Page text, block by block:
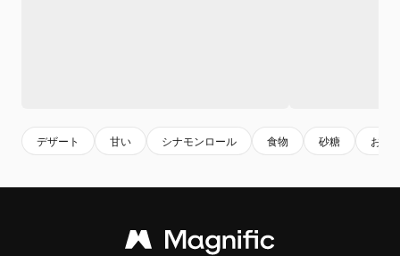
デザート 甘い シナモンロール 食物 砂糖 おい